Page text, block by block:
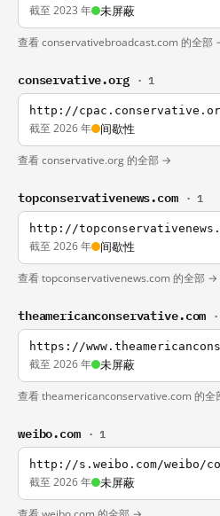
截至 2023 年 未屏蔽
查看 conservativebroadcast.com 的全部
conservative.org · 1
http://
截至 2026 年 间歇性
查看 conservative.org 的全部 →
topconservativenews.com · 1
http://
截至 2026 年 间歇性
查看 topconservativenews.com 的全部 →
theamericanconservative.com
https://
截至 2026 年 未屏蔽
查看 theamericanconservative.com 的全
weibo.com · 1
http://s.weibo.com/weibo/
截至 2026 年 未屏蔽